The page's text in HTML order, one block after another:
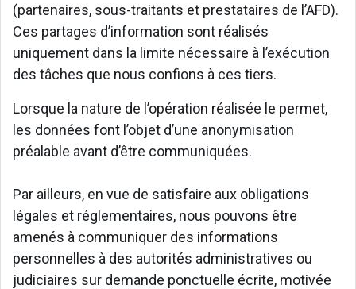
(partenaires, sous-traitants et prestataires de l’AFD).
Ces partages d’information sont réalisés
uniquement dans la limite nécessaire à l’exécution
des tâches que nous confions à ces tiers.
Lorsque la nature de l’opération réalisée le permet,
les données font l’objet d’une anonymisation
préalable avant d’être communiquées.
Par ailleurs, en vue de satisfaire aux obligations
légales et réglementaires, nous pouvons être
amenés à communiquer des informations
personnelles à des autorités administratives ou
judiciaires sur demande ponctuelle écrite, motivée